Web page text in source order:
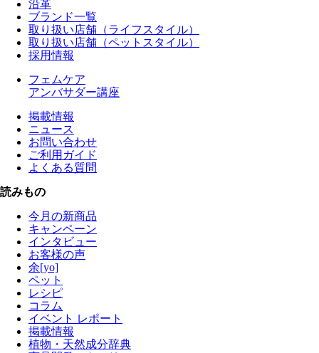
沿革
ブランド一覧
取り扱い店舗（ライフスタイル）
取り扱い店舗（ペットスタイル）
採用情報
フェムケア
アンバサダー講座
掲載情報
ニュース
お問い合わせ
ご利用ガイド
よくある質問
読みもの
今月の新商品
キャンペーン
インタビュー
お客様の声
余[yo]
ペット
レシピ
コラム
イベント レポート
掲載情報
植物・天然成分辞典